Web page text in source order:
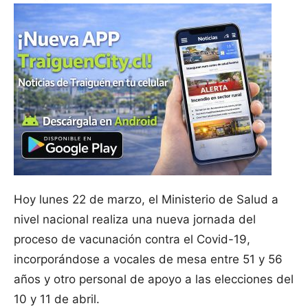
Hoy lunes 22 de marzo, el Ministerio de Salud a
nivel nacional realiza una nueva jornada del
proceso de vacunación contra el Covid-19,
incorporándose a vocales de mesa entre 51 y 56
años y otro personal de apoyo a las elecciones del
10 y 11 de abril.